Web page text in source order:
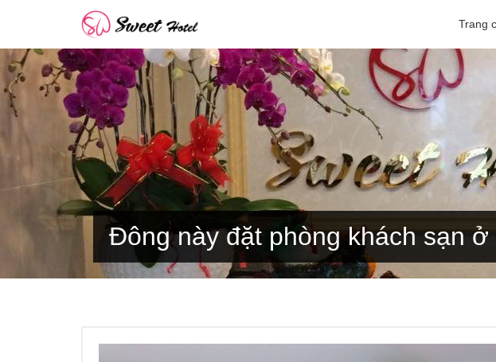
Trang
Đông này đặt phòng khách sạn